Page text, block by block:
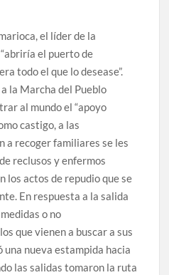
el líder de la
el puerto de
todo el que lo desease”.
la Marcha del Pueblo
al mundo el “apoyo
castigo, a las
a recoger familiares se les
reclusos y enfermos
los actos de repudio que se
En respuesta a la salida
o no
que vienen a buscar a sus
una nueva estampida hacia
las salidas tomaron la ruta